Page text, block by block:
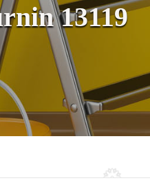
13119